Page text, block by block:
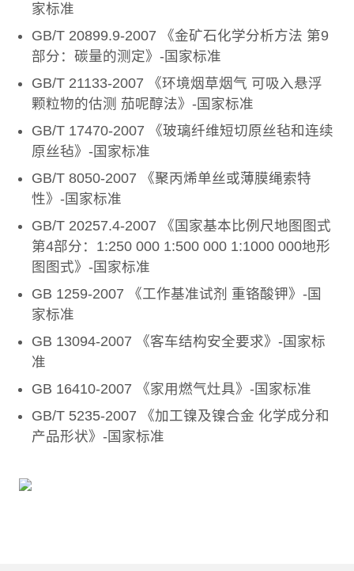
家标准
GB/T 20899.9-2007 《金矿石化学分析方法 第9
部分：碳量的测定》-国家标准
GB/T 21133-2007 《环境烟草烟气 可吸入悬浮
颗粒物的估测 茄呢醇法》-国家标准
GB/T 17470-2007 《玻璃纤维短切原丝毡和连续
原丝毡》-国家标准
GB/T 8050-2007 《聚丙烯单丝或薄膜绳索特
性》-国家标准
GB/T 20257.4-2007 《国家基本比例尺地图图式
第4部分：1:250 000 1:500 000 1:1000 000地形
图图式》-国家标准
GB 1259-2007 《工作基准试剂 重铬酸钾》-国
家标准
GB 13094-2007 《客车结构安全要求》-国家标
准
GB 16410-2007 《家用燃气灶具》-国家标准
GB/T 5235-2007 《加工镍及镍合金 化学成分和
产品形状》-国家标准